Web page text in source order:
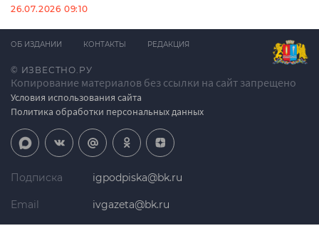
26.07.2026 09:10
© ИЗВЕСТНО.РУ
Копирование материалов без ссылки на сайт запрещено
Условия использования сайта
Политика обработки персональных данных
ОБ ИЗДАНИИ КОНТАКТЫ РЕДАКЦИЯ
Подписка igpodpiska@bk.ru
Email ivgazeta@bk.ru